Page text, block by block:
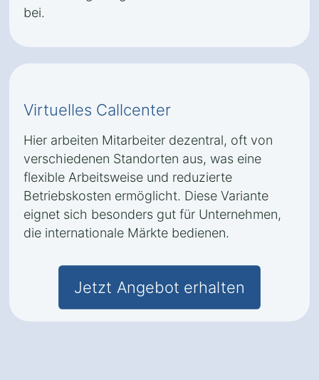
bei.
Virtuelles Callcenter
Hier arbeiten Mitarbeiter dezentral, oft von
verschiedenen Standorten aus, was eine
flexible Arbeitsweise und reduzierte
Betriebskosten ermöglicht. Diese Variante
eignet sich besonders gut für Unternehmen,
die internationale Märkte bedienen.
Jetzt Angebot erhalten